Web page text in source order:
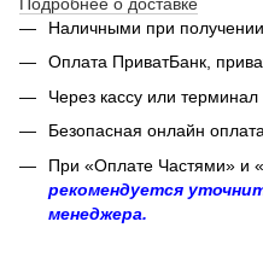
Наличными при получении
Оплата ПриватБанк,
Через кассу или
Безопасная онлайн оплата
При «Оплате Частями» и
рекомендуется
менеджера.